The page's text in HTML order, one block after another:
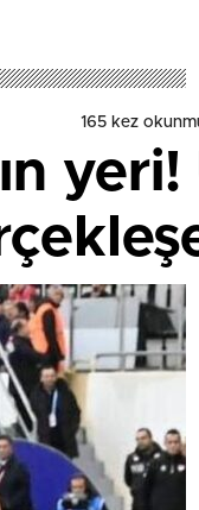
165 kez
yeri!